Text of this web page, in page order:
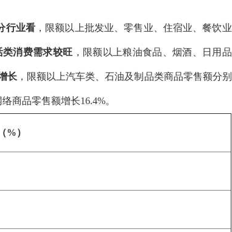
行业看 ，限额以上批发业、零售业、住宿业、餐饮业
类消费需求较旺 ，限额以上粮油食品、烟酒、日用品
长 ，限额以上汽车类、石油及制品类商品零售额分别
商品零售额增长16.4%。
%）